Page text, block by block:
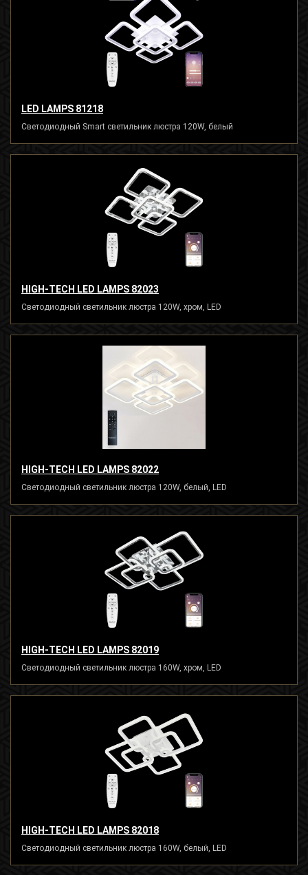
LED LAMPS 81218
Светодиодный Smart светильник люстра 120W, белый
HIGH-TECH LED LAMPS 82023
Светодиодный светильник люстра 120W, хром, LED
HIGH-TECH LED LAMPS 82022
Светодиодный светильник люстра 120W, белый, LED
HIGH-TECH LED LAMPS 82019
Светодиодный светильник люстра 160W, хром, LED
HIGH-TECH LED LAMPS 82018
Светодиодный светильник люстра 160W, белый, LED